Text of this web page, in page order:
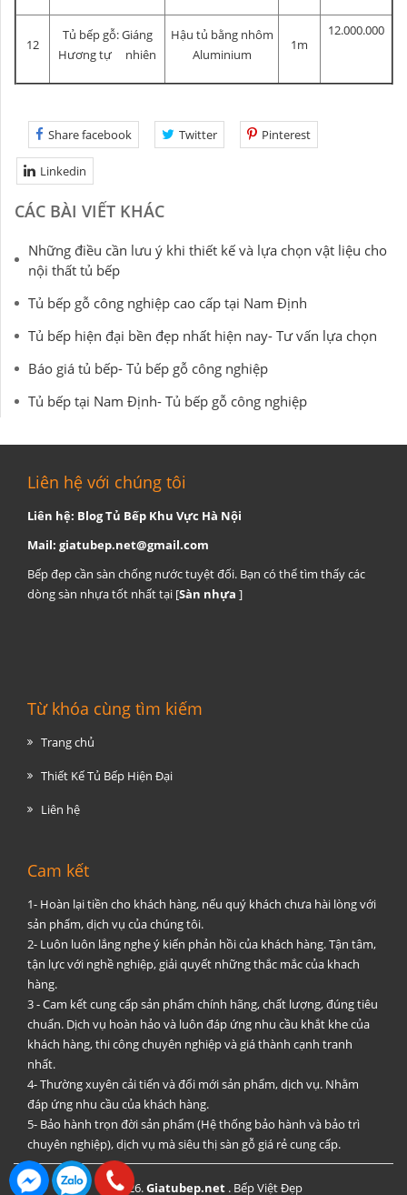
12
Tủ bếp gỗ: Giáng
Hương tự nhiên
Hậu tủ bằng nhôm
Aluminium
1m
12.000.000
Share facebook Twitter Pinterest
Linkedin
CÁC BÀI VIẾT KHÁC
Những điều cần lưu ý khi thiết kế và lựa chọn vật liệu cho
nội thất tủ bếp
Tủ bếp gỗ công nghiệp cao cấp tại Nam Định
Tủ bếp hiện đại bền đẹp nhất hiện nay- Tư vấn lựa chọn
Báo giá tủ bếp- Tủ bếp gỗ công nghiệp
Tủ bếp tại Nam Định- Tủ bếp gỗ công nghiệp
Liên hệ với chúng tôi
Liên hệ: Blog Tủ Bếp Khu Vực Hà Nội
Mail: giatubep.net@gmail.com
Bếp đẹp cần sàn chống nước tuyệt đối. Bạn có thể tìm thấy các
dòng sàn nhựa tốt nhất tại [Sàn nhựa ]
Từ khóa cùng tìm kiếm
Trang chủ
Thiết Kế Tủ Bếp Hiện Đại
Liên hệ
Cam kết
1- Hoàn lại tiền cho khách hàng, nếu quý khách chưa hài lòng với
sản phẩm, dịch vụ của chúng tôi.
2- Luôn luôn lắng nghe ý kiến phản hồi của khách hàng. Tận tâm,
tận lực với nghề nghiệp, giải quyết những thắc mắc của khach
hàng.
3 - Cam kết cung cấp sản phẩm chính hãng, chất lượng, đúng tiêu
chuẩn. Dịch vụ hoàn hảo và luôn đáp ứng nhu cầu khắt khe của
khách hàng, thi công chuyên nghiệp và giá thành cạnh tranh
nhất.
4- Thường xuyên cải tiến và đổi mới sản phẩm, dịch vụ. Nhằm
đáp ứng nhu cầu của khách hàng.
5- Bảo hành trọn đời sản phẩm (Hệ thống bảo hành và bảo trì
chuyên nghiệp), dịch vụ mà siêu thị sàn gỗ giá rẻ cung cấp.
@2026.Giatubep.net . Bếp Việt Đẹp